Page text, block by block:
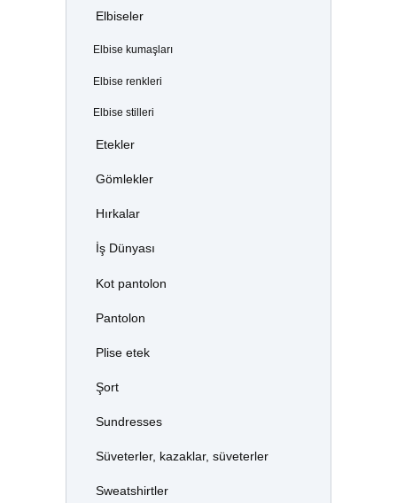
Elbiseler
Elbise kumaşları
Elbise renkleri
Elbise stilleri
Etekler
Gömlekler
Hırkalar
İş Dünyası
Kot pantolon
Pantolon
Plise etek
Şort
Sundresses
Süveterler, kazaklar, süveterler
Sweatshirtler